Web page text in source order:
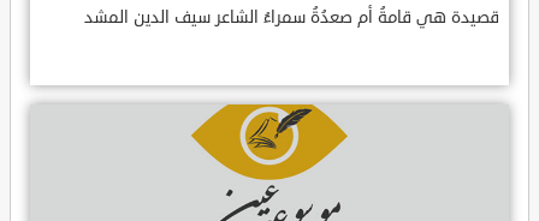
قصيدة هي قامةُ أم صعدُةُ سمراءُ الشاعر سيف الدين المشد